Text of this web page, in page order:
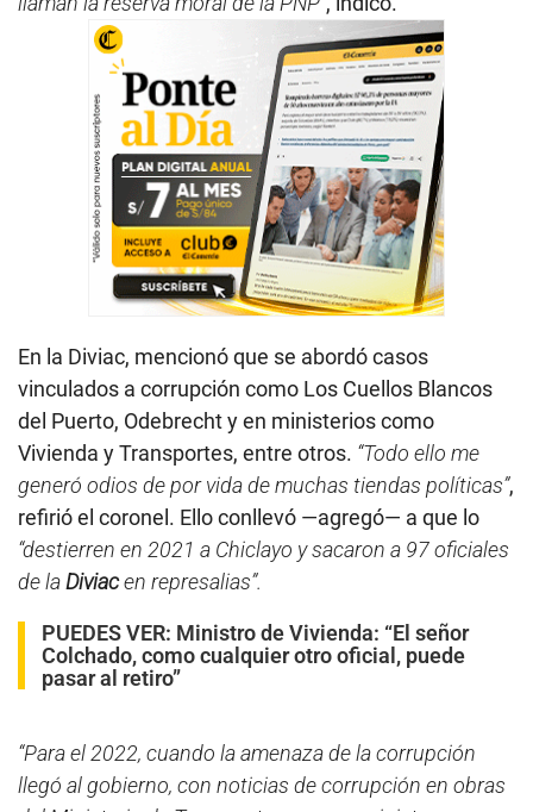
En la Diviac, mencionó que se abordó casos
vinculados a corrupción como Los Cuellos Blancos
del Puerto, Odebrecht y en ministerios como
Vivienda y Transportes, entre otros. “Todo ello me
generó odios de por vida de muchas tiendas políticas”,
refirió el coronel. Ello conllevó —agregó— a que lo
“destierren en 2021 a Chiclayo y sacaron a 97 oficiales
de laDiviacen represalias”.
PUEDES VER: Ministro de Vivienda: “El señor
Colchado, como cualquier otro oficial, puede
pasar al retiro”
“Para el 2022, cuando la amenaza de la corrupción
llegó al gobierno, con noticias de corrupción en obras